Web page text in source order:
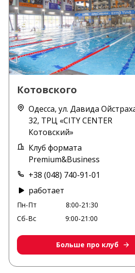
Котовского
Одесса, ул. Давида
32, ТРЦ «CITY CENTER
Котовский»
Клуб формата
Premium&Business
+38 (048) 740-91-01
работает
Пн-Пт
8:00-21:30
Сб-Вс
9:00-21:00
Больше про клуб